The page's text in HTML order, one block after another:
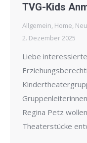
TVG-Kids
Allgemein, Home,
2. Dezember 2025
Liebe
Regina Petz
Theaterstücke